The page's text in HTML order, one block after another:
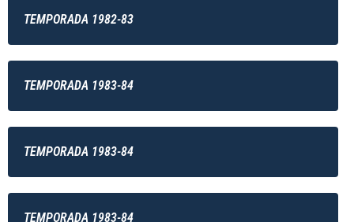
TEMPORADA 1982-83
TEMPORADA 1983-84
TEMPORADA 1983-84
TEMPORADA 1983-84